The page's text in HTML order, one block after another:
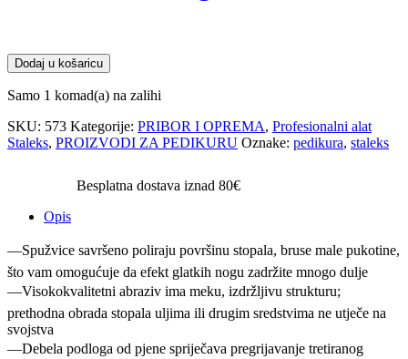
Dodaj u košaricu
Samo 1 komad(a) na zalihi
SKU: 573 Kategorije: PRIBOR I OPREMA, Profesionalni alat
Staleks, PROIZVODI ZA PEDIKURU Oznake: pedikura, staleks
Besplatna dostava iznad 80€
Opis
—Spužvice savršeno poliraju površinu stopala, bruse male pukotine,
što vam omogućuje da efekt glatkih nogu zadržite mnogo dulje
—Visokokvalitetni abraziv ima meku, izdržljivu strukturu;
prethodna obrada stopala uljima ili drugim sredstvima ne utječe na
svojstva
—Debela podloga od pjene spriječava pregrijavanje tretiranog